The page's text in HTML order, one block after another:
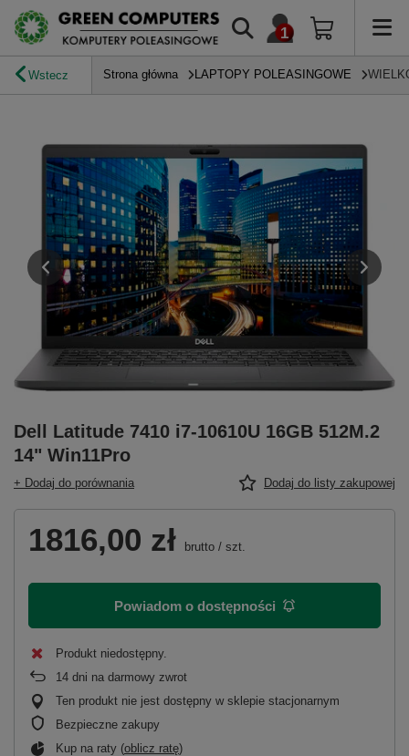
Wstecz Strona główna LAPTOPY POLEASINGOWE
Dell Latitude 7410 i7-10610U 16GB 512M.2
14" Win11Pro
+ Dodaj do porównania Dodaj do listy zakupowej
1816,00 zł brutto / szt.
Powiadom o dostępności
Produkt niedostępny
14 dni na darmowy zwrot
Ten produkt nie jest dostępny w sklepie stacjonarnym
Bezpieczne zakupy
Kup na raty (oblicz ratę)